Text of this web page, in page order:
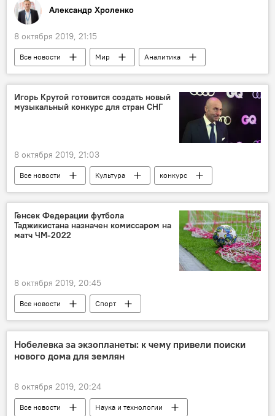
Александр Хроленко
8 октября 2019, 21:15
Все новости Мир
Аналитика
Колумнисты
Игорь Крутой готовится создать новый
музыкальный конкурс для стран СНГ
8 октября 2019, 21:03
Все новости Культура
конкурс
Центральная Азия
Россия СНГ
Генсек Федерации футбола
Таджикистана назначен комиссаром на
матч ЧМ-2022
8 октября 2019, 20:45
Все новости
Спорт
ЧМ-2022 по футболу
футбол
Таджикистан: свежие новости спорта
Таджикистан
Нобелевка за экзопланеты: к чему привели поиски
нового дома для землян
8 октября 2019, 20:24
Все новости
Наука и технологии